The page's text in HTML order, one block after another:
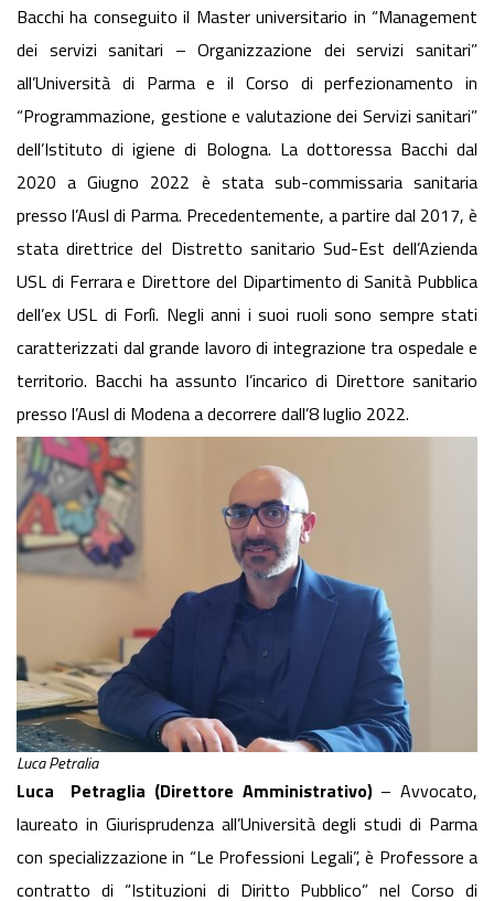
Bacchi ha conseguito il Master universitario in “Management
dei servizi sanitari – Organizzazione dei servizi sanitari”
all’Università di Parma e il Corso di perfezionamento in
“Programmazione, gestione e valutazione dei Servizi sanitari”
dell’Istituto di igiene di Bologna. La dottoressa Bacchi dal
2020 a Giugno 2022 è stata sub-commissaria sanitaria
presso l’Ausl di Parma. Precedentemente, a partire dal 2017, è
stata direttrice del Distretto sanitario Sud-Est dell’Azienda
USL di Ferrara e Direttore del Dipartimento di Sanità Pubblica
dell’ex USL di Forlì. Negli anni i suoi ruoli sono sempre stati
caratterizzati dal grande lavoro di integrazione tra ospedale e
territorio. Bacchi ha assunto l’incarico di Direttore sanitario
presso l’Ausl di Modena a decorrere dall’8 luglio 2022.
Luca Petralia
Luca Petraglia (Direttore Amministrativo)– Avvocato,
laureato in Giurisprudenza all’Università degli studi di Parma
con specializzazione in “Le Professioni Legali”, è Professore a
contratto di “Istituzioni di Diritto Pubblico” nel Corso di